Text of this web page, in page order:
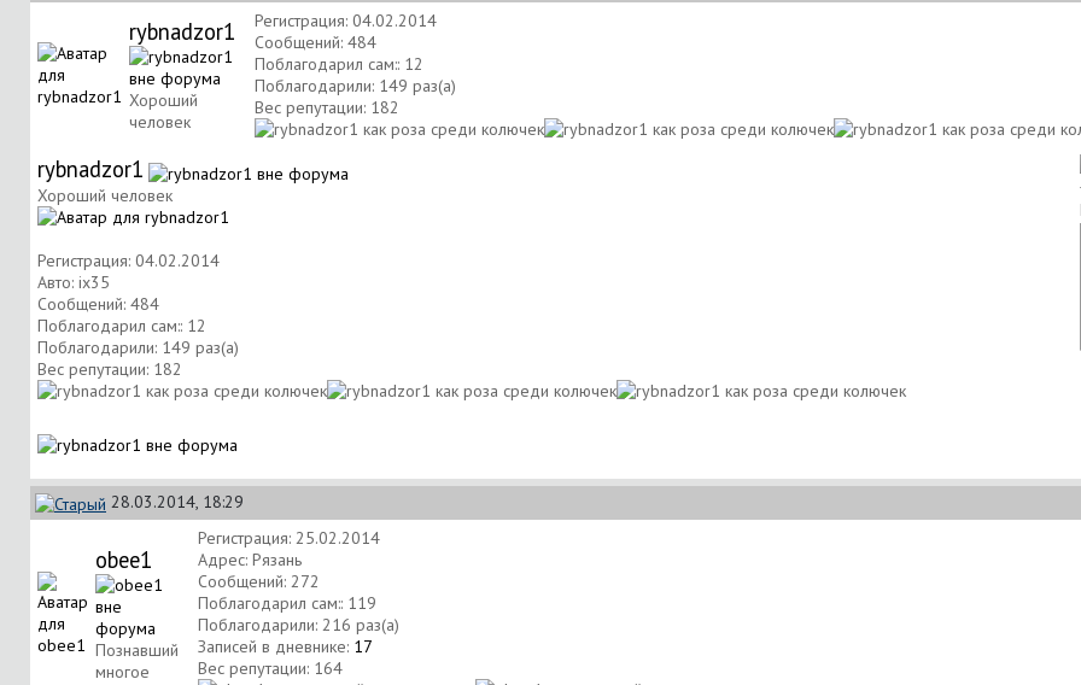
rybnadzor1
Хороший
человек
Регистрация: 04.02.2014
Сообщений: 484
Поблагодарил сам:: 12
Поблагодарили: 149 раз(а)
Вес репутации: 182
rybnadzor1
Хороший человек
Регистрация: 04.02.2014
Авто: ix35
Сообщений: 484
Поблагодарил сам:: 12
Поблагодарили: 149 раз(а)
Вес репутации: 182
28.03.2014, 18:29
obee1
Познавший
многое
Регистрация: 25.02.2014
Адрес: Рязань
Сообщений: 272
Поблагодарил сам:: 119
Поблагодарили: 216 раз(а)
Записей в дневнике: 17
Вес репутации: 164